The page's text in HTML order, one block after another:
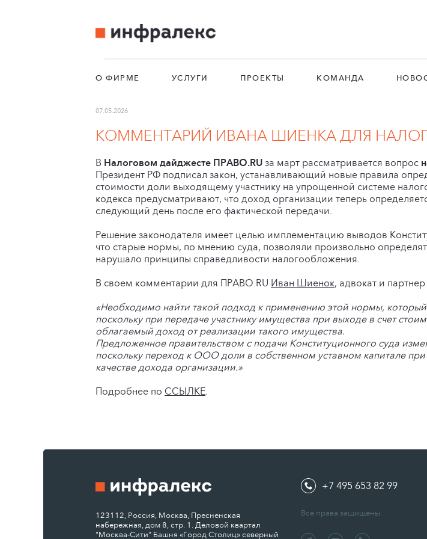
О ФИРМЕ УСЛУГИ ПРОЕКТЫ КОМАНДА
07.05.2026
КОММЕНТАРИЙ ИВАНА ШИЕНКА ДЛЯ
В Налоговом дайджесте ПРАВО.RU за март рассматривается вопрос
Президент РФ подписал закон, устанавливающий новые правила
стоимости доли выходящему участнику на упрощенной системе
кодекса предусматривают, что доход организации теперь
следующий день после его фактической передачи.
Решение законодателя имеет целью имплементацию выводов
что старые нормы, по мнению суда, позволяли произвольно
нарушало принципы справедливости налогообложения.
В своем комментарии для ПРАВО.RU Иван Шиенок, адвокат и
«Необходимо найти такой подход к применению этой нормы,
поскольку при передаче участнику имущества при выходе в счет
облагаемый доход от реализации такого имущества.
Предложенное правительством с подачи Конституционного суда
поскольку переход к ООО доли в собственном уставном капитале
качестве дохода организации.»
Подробнее по ССЫЛКЕ.
123112, Россия, Москва, Пресненская
набережная, дом 8, стр. 1. Деловой квартал
"Москва-Сити" Башня «Город Столиц» северный
+7 495 653 82 99
Все права защищены.